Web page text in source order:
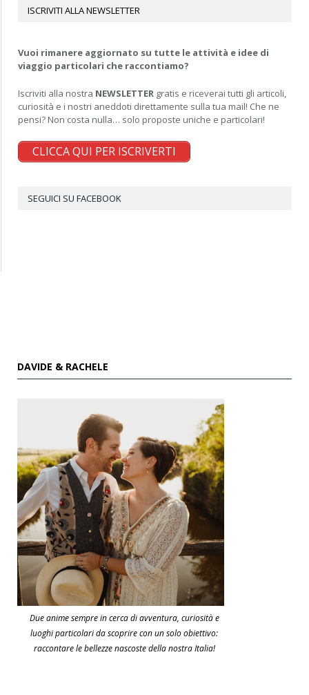
ISCRIVITI ALLA NEWSLETTER
Vuoi rimanere aggiornato su tutte le attività e idee di
viaggio particolari che raccontiamo?
Iscriviti alla nostra NEWSLETTER gratis e riceverai tutti gli articoli,
curiosità e i nostri aneddoti direttamente sulla tua mail! Che ne
pensi? Non costa nulla… solo proposte uniche e particolari!
CLICCA QUI PER ISCRIVERTI
SEGUICI SU FACEBOOK
DAVIDE & RACHELE
Due anime sempre in cerca di avventura, curiosità e
luoghi particolari da scoprire con un solo obiettivo:
raccontare le bellezze nascoste della nostra Italia!